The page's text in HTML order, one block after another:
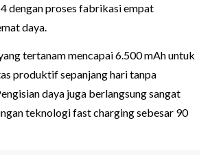
dengan proses fabrikasi empat
daya.
tertanam mencapai 6.500 mAh untuk
produktif sepanjang hari tanpa
daya juga berlangsung sangat
teknologi fast charging sebesar 90